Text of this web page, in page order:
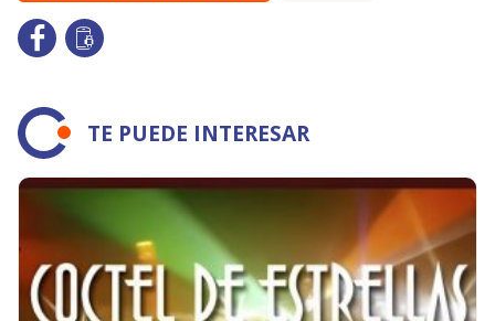
TE PUEDE INTERESAR